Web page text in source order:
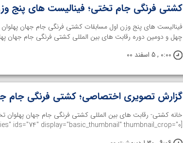
کشتی فرنگی جام تختی؛ فینالیست های
فینالیست های پنج وزن اول مسابقات کشتی فرنگی جام جهان
چهل و دومین دوره رقابت های بین المللی کشتی فرنگی جام جهان
0:00 , 5 اسفند 00
گزارش تصویری اختصاصی؛ کشتی فرنگی جام
خانه کشتی- رقابت های بین المللی کشتی فرنگی جام جهان پهلوان
[ngg src="galleries" ids="74" display="basic_thumbnail" thumbnail_crop="0"]